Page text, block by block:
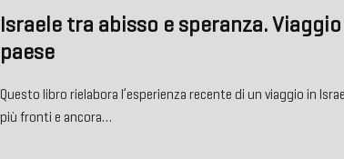
Israele tra abisso e speranza.
paese
Questo libro rielabora l’esperienza recente di un viaggio in
più fronti e ancora…